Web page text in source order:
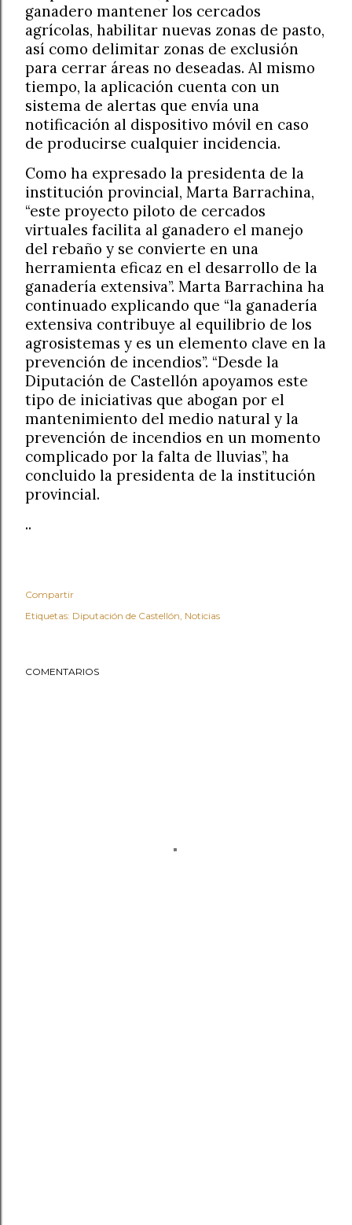
ganadero mantener los cercados
agrícolas, habilitar nuevas zonas de pasto,
así como delimitar zonas de exclusión
para cerrar áreas no deseadas. Al mismo
tiempo, la aplicación cuenta con un
sistema de alertas que envía una
notificación al dispositivo móvil en caso
de producirse cualquier incidencia.
Como ha expresado la presidenta de la
institución provincial, Marta Barrachina,
“este proyecto piloto de cercados
virtuales facilita al ganadero el manejo
del rebaño y se convierte en una
herramienta eficaz en el desarrollo de la
ganadería extensiva”. Marta Barrachina ha
continuado explicando que “la ganadería
extensiva contribuye al equilibrio de los
agrosistemas y es un elemento clave en la
prevención de incendios”. “Desde la
Diputación de Castellón apoyamos este
tipo de iniciativas que abogan por el
mantenimiento del medio natural y la
prevención de incendios en un momento
complicado por la falta de lluvias”, ha
concluido la presidenta de la institución
provincial.
..
Compartir
Etiquetas: Diputación de Castellón Noticias
COMENTARIOS